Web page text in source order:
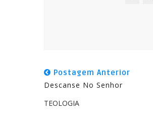
Postagem Anterior
Descanse No Senhor
TEOLOGIA